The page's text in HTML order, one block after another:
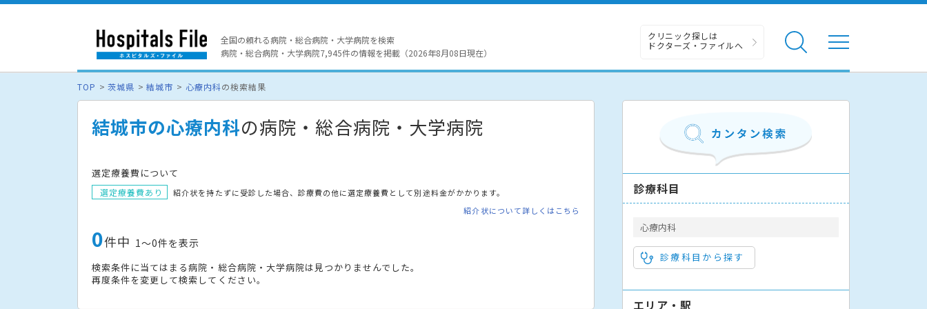
全国の頼れる病院・総合病院・大学病院を検索
病院・総合病院・大学病院7,945件の情報を掲載（2026年8月08日現在）
クリニック探しは
ドクターズ・ファイルへ
TOP 茨城県 結城市 心療内科の検索結果
結城市の心療内科の病院・総合病院・大学病院
選定療養費について
選定療養費あり
紹介状を持たずに受診した場合、診療費の他に選定療養費として別途料金がかかります。
紹介状について詳しくはこちら
0件中 1〜0件を表示
検索条件に当てはまる病院・総合病院・大学病院は見つかりませんでした。
再度条件を変更して検索してください。
診療科目
心療内科
診療科目から探す
エリア・駅